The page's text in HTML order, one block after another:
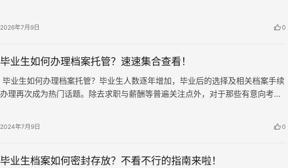
2026年7月9日 0
毕业生如何办理档案托管？速速集合查看！
毕业生如何办理档案托管？毕业生人数逐年增加，毕业后的选择及相关档案手续
办理再次成为热门话题。除去求职与薪酬等普遍关注点外，对于那些有意向考研
2024年7月9日 0
毕业生档案如何密封存放？不看不行的指南来啦！